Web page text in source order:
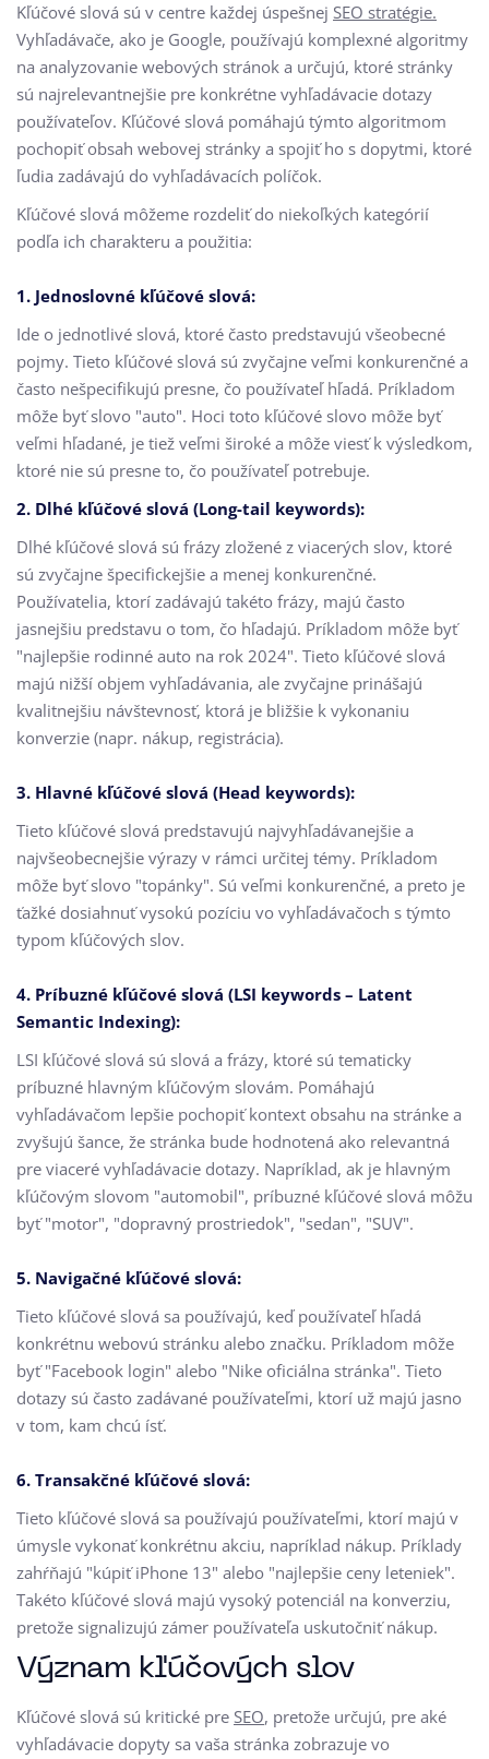
Kľúčové slová sú v centre každej úspešnej SEO stratégie.
Vyhľadávače, ako je Google, používajú komplexné algoritmy
na analyzovanie webových stránok a určujú, ktoré stránky
sú najrelevantnejšie pre konkrétne vyhľadávacie dotazy
používateľov. Kľúčové slová pomáhajú týmto algoritmom
pochopiť obsah webovej stránky a spojiť ho s dopytmi, ktoré
ľudia zadávajú do vyhľadávacích políčok.
Kľúčové slová môžeme rozdeliť do niekoľkých kategórií
podľa ich charakteru a použitia:
1. Jednoslovné kľúčové slová:
Ide o jednotlivé slová, ktoré často predstavujú všeobecné
pojmy. Tieto kľúčové slová sú zvyčajne veľmi konkurenčné a
často nešpecifikujú presne, čo používateľ hľadá. Príkladom
môže byť slovo "auto". Hoci toto kľúčové slovo môže byť
veľmi hľadané, je tiež veľmi široké a môže viesť k výsledkom,
ktoré nie sú presne to, čo používateľ potrebuje.
2. Dlhé kľúčové slová (Long-tail keywords):
Dlhé kľúčové slová sú frázy zložené z viacerých slov, ktoré
sú zvyčajne špecifickejšie a menej konkurenčné.
Používatelia, ktorí zadávajú takéto frázy, majú často
jasnejšiu predstavu o tom, čo hľadajú. Príkladom môže byť
"najlepšie rodinné auto na rok 2024". Tieto kľúčové slová
majú nižší objem vyhľadávania, ale zvyčajne prinášajú
kvalitnejšiu návštevnosť, ktorá je bližšie k vykonaniu
konverzie (napr. nákup, registrácia).
3. Hlavné kľúčové slová (Head keywords):
Tieto kľúčové slová predstavujú najvyhľadávanejšie a
najvšeobecnejšie výrazy v rámci určitej témy. Príkladom
môže byť slovo "topánky". Sú veľmi konkurenčné, a preto je
ťažké dosiahnuť vysokú pozíciu vo vyhľadávačoch s týmto
typom kľúčových slov.
4. Príbuzné kľúčové slová (LSI keywords – Latent
Semantic Indexing):
LSI kľúčové slová sú slová a frázy, ktoré sú tematicky
príbuzné hlavným kľúčovým slovám. Pomáhajú
vyhľadávačom lepšie pochopiť kontext obsahu na stránke a
zvyšujú šance, že stránka bude hodnotená ako relevantná
pre viaceré vyhľadávacie dotazy. Napríklad, ak je hlavným
kľúčovým slovom "automobil", príbuzné kľúčové slová môžu
byť "motor", "dopravný prostriedok", "sedan", "SUV".
5. Navigačné kľúčové slová:
Tieto kľúčové slová sa používajú, keď používateľ hľadá
konkrétnu webovú stránku alebo značku. Príkladom môže
byť "Facebook login" alebo "Nike oficiálna stránka". Tieto
dotazy sú často zadávané používateľmi, ktorí už majú jasno
v tom, kam chcú ísť.
6. Transakčné kľúčové slová:
Tieto kľúčové slová sa používajú používateľmi, ktorí majú v
úmysle vykonať konkrétnu akciu, napríklad nákup. Príklady
zahŕňajú "kúpiť iPhone 13" alebo "najlepšie ceny leteniek".
Takéto kľúčové slová majú vysoký potenciál na konverziu,
pretože signalizujú zámer používateľa uskutočniť nákup.
Význam kľúčových slov
Kľúčové slová sú kritické pre SEO, pretože určujú, pre aké
vyhľadávacie dopyty sa vaša stránka zobrazuje vo